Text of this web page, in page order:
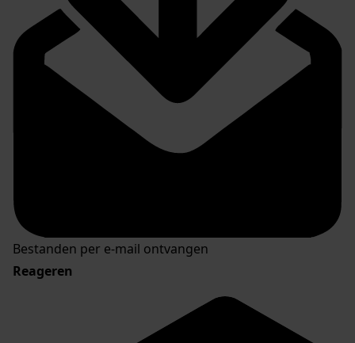
Bestanden per e-mail ontvangen
Reageren